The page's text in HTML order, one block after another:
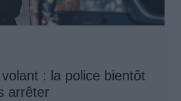
: la police bientôt
arrêter